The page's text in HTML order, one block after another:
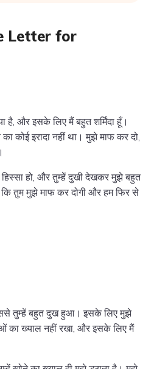
Letter for
है, और इसके लिए मैं बहुत शर्मिंदा हूँ।
कोई इरादा नहीं था। मुझे माफ कर दो,
हिस्सा हो, और तुम्हें दुखी देखकर मुझे बहुत
तुम मुझे माफ कर दोगी और हम फिर से
तुम्हें बहुत दुख हुआ। इसके लिए मुझे
का ख्याल नहीं रखा, और इसके लिए मैं